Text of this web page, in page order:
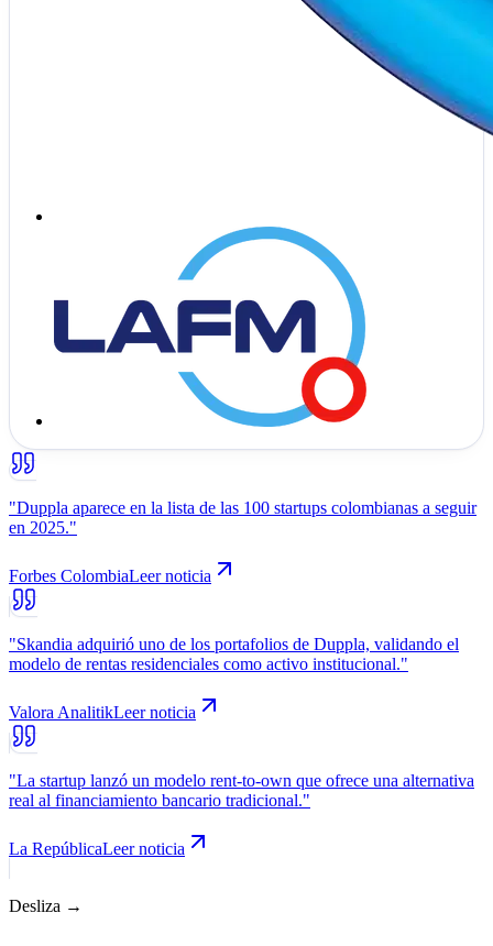
"Duppla aparece en la lista de las 100 startups colombianas a seguir
en 2025."
Forbes ColombiaLeer noticia
"Skandia adquirió uno de los portafolios de Duppla, validando el
modelo de rentas residenciales como activo institucional."
Valora AnalitikLeer noticia
"La startup lanzó un modelo rent-to-own que ofrece una alternativa
real al financiamiento bancario tradicional."
La RepúblicaLeer noticia
Desliza →